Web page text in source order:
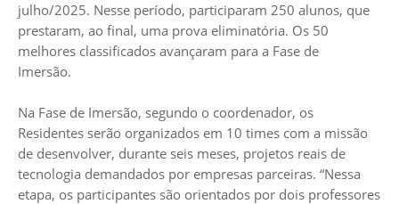
julho/2025. Nesse período, participaram 250 alunos, que
prestaram, ao final, uma prova eliminatória. Os 50
melhores classificados avançaram para a Fase de
Imersão.
Na Fase de Imersão, segundo o coordenador, os
Residentes serão organizados em 10 times com a missão
de desenvolver, durante seis meses, projetos reais de
tecnologia demandados por empresas parceiras. “Nessa
etapa, os participantes são orientados por dois professores